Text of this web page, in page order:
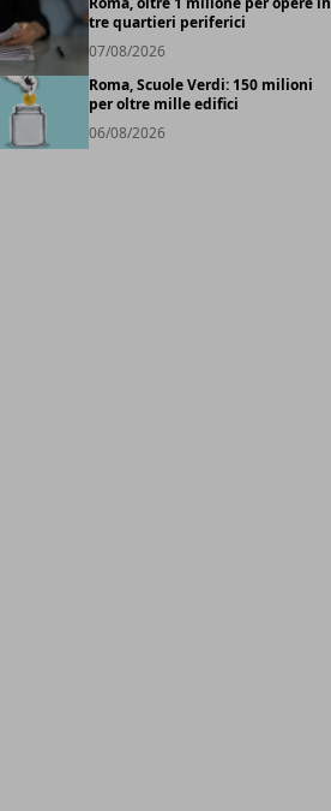
tre quartieri periferici
07/08/2026
Roma, Scuole Verdi: 150 milioni
per oltre mille edifici
06/08/2026